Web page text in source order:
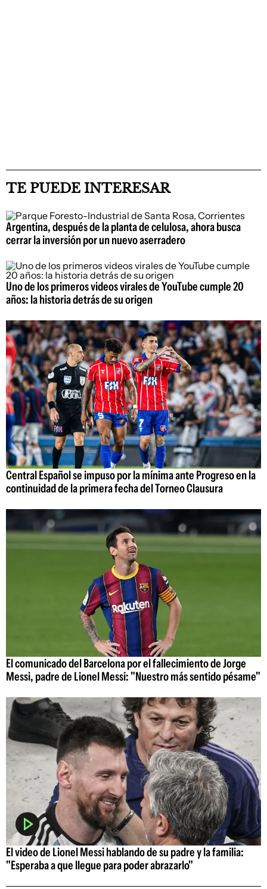
TE PUEDE INTERESAR
Argentina, después de la planta de celulosa, ahora busca
cerrar la inversión por un nuevo aserradero
Uno de los primeros videos virales de YouTube cumple 20
años: la historia detrás de su origen
Central Español se impuso por la mínima ante Progreso en la
continuidad de la primera fecha del Torneo Clausura
El comunicado del Barcelona por el fallecimiento de Jorge
Messi, padre de Lionel Messi: "Nuestro más sentido pésame"
El video de Lionel Messi hablando de su padre y la familia:
"Esperaba a que llegue para poder abrazarlo"